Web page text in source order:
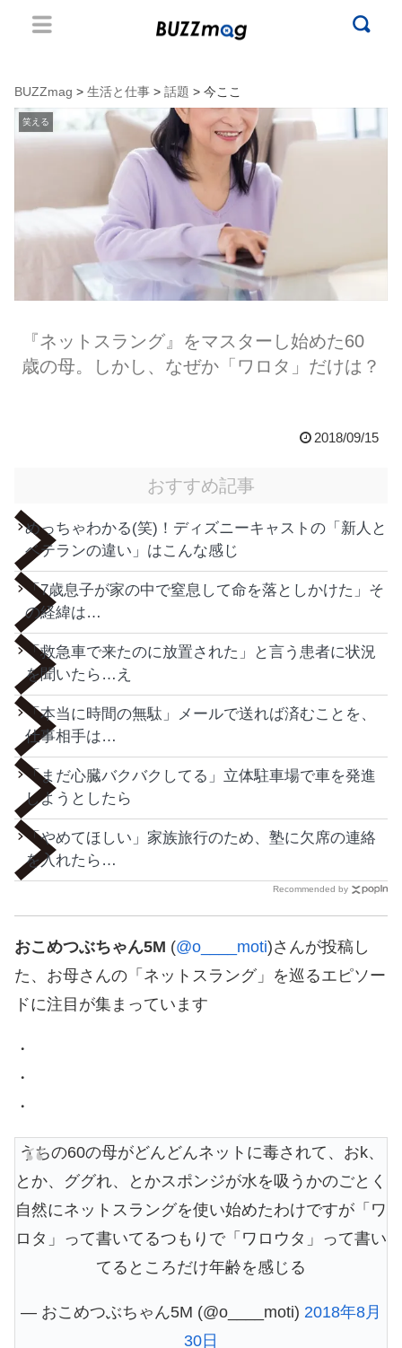
BUZZmag > 生活と仕事 > 話題 > 今ここ
笑える
『ネットスラング』をマスターし始めた60
歳の母。しかし、なぜか「ワロタ」だけは？
2018/09/15
おすすめ記事
めっちゃわかる(笑)！ディズニーキャストの「新人と
ベテランの違い」はこんな感じ
「7歳息子が家の中で窒息して命を落としかけた」そ
の経緯は…
「救急車で来たのに放置された」と言う患者に状況
を聞いたら…え
「本当に時間の無駄」メールで送れば済むことを、
仕事相手は…
「まだ心臓バクバクしてる」立体駐車場で車を発進
しようとしたら
「やめてほしい」家族旅行のため、塾に欠席の連絡
を入れたら…
Recommended by
おこめつぶちゃん5M (@o____moti)さんが投稿し
た、お母さんの「ネットスラング」を巡るエピソー
ドに注目が集まっています
・
・
・
うちの60の母がどんどんネットに毒されて、おk、
とか、ググれ、とかスポンジが水を吸うかのごとく
自然にネットスラングを使い始めたわけですが「ワ
ロタ」って書いてるつもりで「ワロウタ」って書い
てるところだけ年齢を感じる
— おこめつぶちゃん5M (@o____moti) 2018年8月
30日